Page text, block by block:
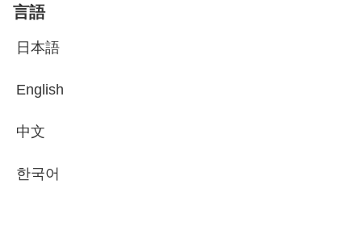
言語
日本語
English
中文
한국어